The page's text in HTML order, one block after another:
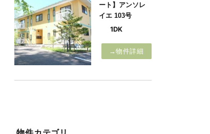
ート】アンソレ
イエ 103号
1DK
→物件詳細